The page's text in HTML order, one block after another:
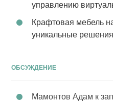
управлению
Крафтовая мебель
уникальные
ОБСУЖДЕНИЕ
Мамонтов Адам к